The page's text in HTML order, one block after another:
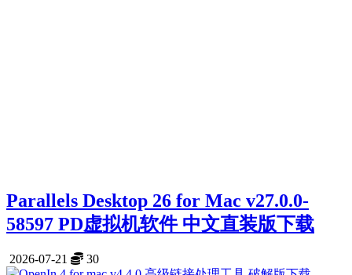
Parallels Desktop 26 for Mac v27.0.0-
58597 PD虚拟机软件 中文直装版下载
2026-07-21 30